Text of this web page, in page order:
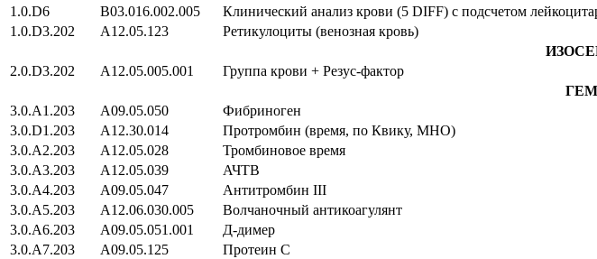
1.0.D6
B03.016.002.005 Клинический анализ крови (5 DIFF) с подсчетом
1.0.D3.202
A12.05.123 Ретикулоциты (венозная кровь)
2.0.D3.202
A12.05.005.001 Группа крови + Резус-фактор
3.0.A1.203
A09.05.050 Фибриноген
3.0.D1.203
A12.30.014 Протромбин (время, по Квику, МНО)
3.0.A2.203
A12.05.028 Тромбиновое время
3.0.A3.203
A12.05.039 АЧТВ
3.0.A4.203
A09.05.047 Антитромбин III
3.0.A5.203
A12.06.030.005 Волчаночный антикоагулянт
3.0.A6.203
A09.05.051.001 Д-димер
3.0.A7.203
A09.05.125 Протеин С